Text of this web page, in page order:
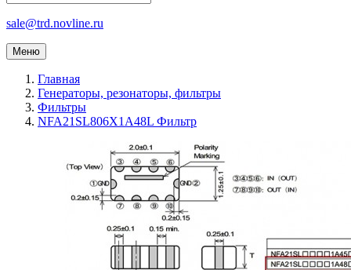
sale@trd.novline.ru
Меню
Главная
Генераторы, резонаторы, фильтры
Фильтры
NFA21SL806X1A48L Фильтр